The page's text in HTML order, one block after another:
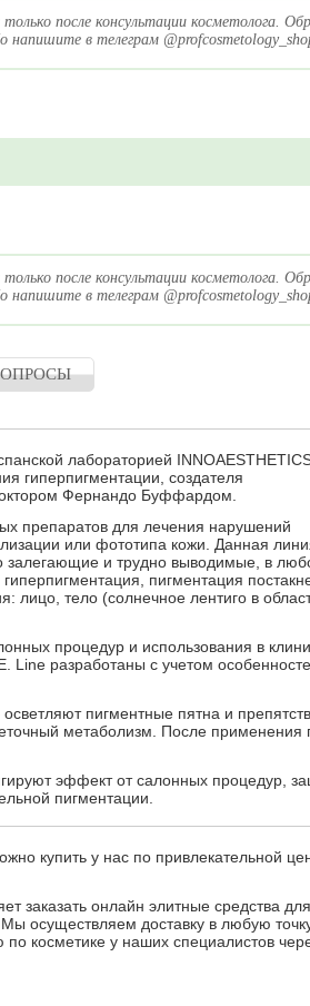
после консультации косметолога.
в телеграм
после консультации косметолога.
в телеграм
лабораторией
гиперпигментации, создателя
Фернандо Буффардом.
препаратов для лечения нарушений
или фототипа кожи. Данная
залегающие и трудно выводимые, в
пигментация
лицо, тело (солнечное лентиго в
процедур и использования в
Line разработаны с учетом
пигментные пятна и
метаболизм. После применения
эффект от салонных процедур,
пигментации.
купить у нас по привлекательной
заказать онлайн элитные средства
осуществляем доставку в любую
косметике у наших специалистов